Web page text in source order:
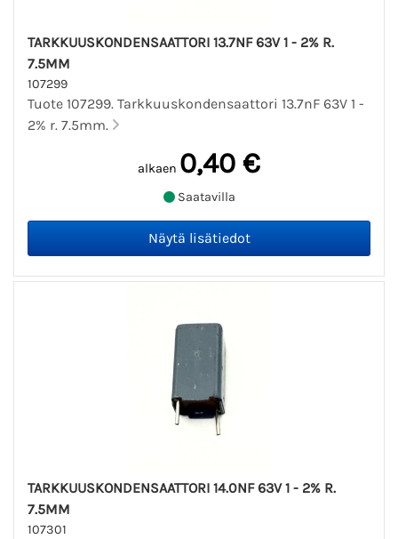
TARKKUUSKONDENSAATTORI 13.7NF 63V 1 - 2% R.
7.5MM
107299
Tuote 107299. Tarkkuuskondensaattori 13.7nF 63V 1 -
2% r. 7.5mm.
alkaen 0,40 €
Saatavilla
TARKKUUSKONDENSAATTORI 14.0NF 63V 1 - 2% R.
7.5MM
107301